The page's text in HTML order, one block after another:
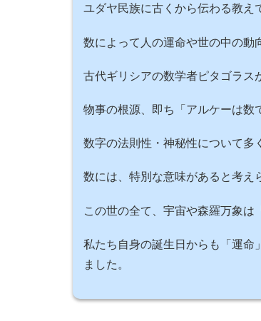
ユダヤ民族に古くから伝わる教え
数によって人の運命や世の中の動
古代ギリシアの数学者ピタゴラス
物事の根源、即ち「アルケーは数
数字の法則性・神秘性について多
数には、特別な意味があると考え
この世の全て、宇宙や森羅万象
私たち自身の誕生日からも「運命
ました。